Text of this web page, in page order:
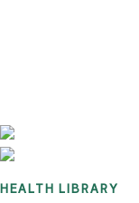
HEALTH LIBRARY